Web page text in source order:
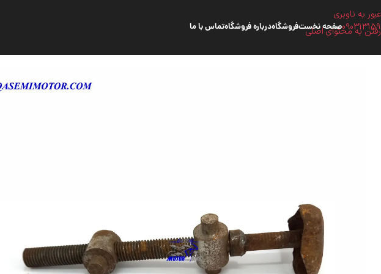
عبور به ناوبری
رفتن به محتوای اصلی
صفحه نخستفروشگاهدرباره فروشگاهتماس با ما